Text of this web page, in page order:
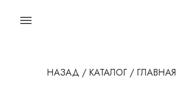
НАЗАД / КАТАЛОГ / ГЛАВНАЯ